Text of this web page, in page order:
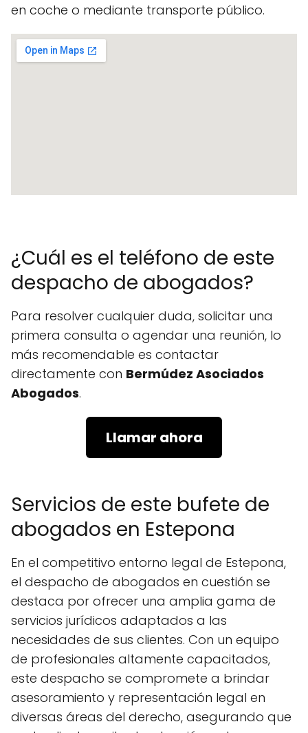
en coche o mediante transporte público.
¿Cuál es el teléfono de este
despacho de abogados?
Para resolver cualquier duda, solicitar una
primera consulta o agendar una reunión, lo
más recomendable es contactar
directamente con Bermúdez Asociados
Abogados.
Llamar ahora
Servicios de este bufete de
abogados en Estepona
En el competitivo entorno legal de Estepona,
el despacho de abogados en cuestión se
destaca por ofrecer una amplia gama de
servicios jurídicos adaptados a las
necesidades de sus clientes. Con un equipo
de profesionales altamente capacitados,
este despacho se compromete a brindar
asesoramiento y representación legal en
diversas áreas del derecho, asegurando que